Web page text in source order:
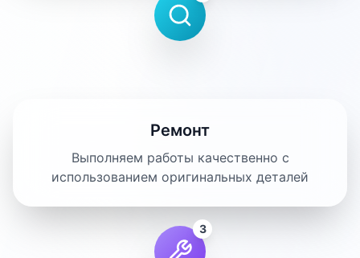
Ремонт
Выполняем работы качественно с
использованием оригинальных деталей
3